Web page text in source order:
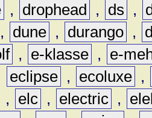
, drophead , ds ,
, dune , durango ,
, e-klasse ,
e-
eclipse , ecoluxe ,
, elc , electric ,